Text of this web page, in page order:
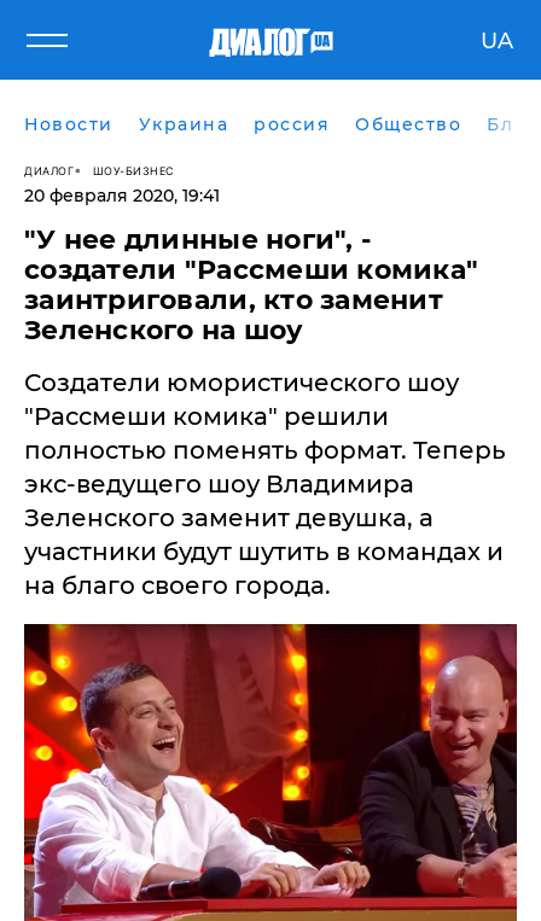
UA
Новости Украина россия Общество
ДИАЛОГ ШОУ-БИЗНЕС
20 февраля 2020, 19:41
"У нее длинные ноги", -
cоздатели "Рассмеши комика"
заинтриговали, кто заменит
Зеленского на шоу
Создатели юмористического шоу
"Рассмеши комика" решили
полностью поменять формат. Теперь
экс-ведущего шоу Владимира
Зеленского заменит девушка, а
участники будут шутить в командах и
на благо своего города.